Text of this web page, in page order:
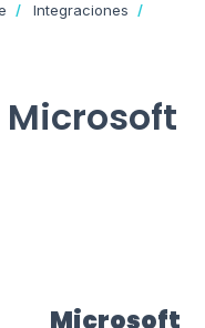
Integraciones